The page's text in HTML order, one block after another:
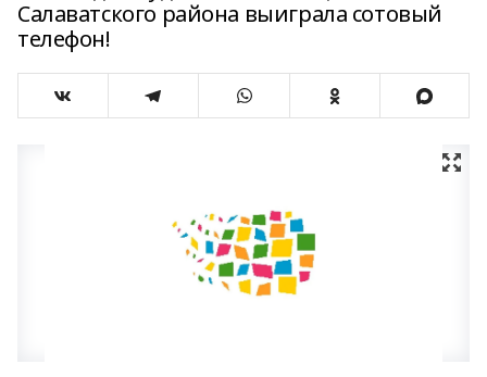
Салаватского района выиграла сотовый
телефон!